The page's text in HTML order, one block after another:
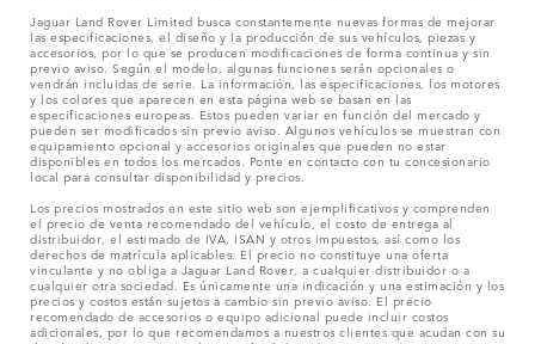
Jaguar Land Rover Limited busca constantemente nuevas formas de mejorar
las especificaciones, el diseño y la producción de sus vehículos, piezas y
accesorios, por lo que se producen modificaciones de forma continua y sin
previo aviso. Según el modelo, algunas funciones serán opcionales o
vendrán incluidas de serie. La información, las especificaciones, los motores
y los colores que aparecen en esta página web se basan en las
especificaciones europeas. Estos pueden variar en función del mercado y
pueden ser modificados sin previo aviso. Algunos vehículos se muestran con
equipamiento opcional y accesorios originales que pueden no estar
disponibles en todos los mercados. Ponte en contacto con tu concesionario
local para consultar disponibilidad y precios.
Los precios mostrados en este sitio web son ejemplificativos y comprenden
el precio de venta recomendado del vehículo, el costo de entrega al
distribuidor, el estimado de IVA, ISAN y otros impuestos, así como los
derechos de matrícula aplicables. El precio no constituye una oferta
vinculante y no obliga a Jaguar Land Rover, a cualquier distribuidor o a
cualquier otra sociedad. Es únicamente una indicación y una estimación y los
precios y costos están sujetos a cambio sin previo aviso. El precio
recomendado de accesorios o equipo adicional puede incluir costos
adicionales, por lo que recomendamos a nuestros clientes que acudan con su